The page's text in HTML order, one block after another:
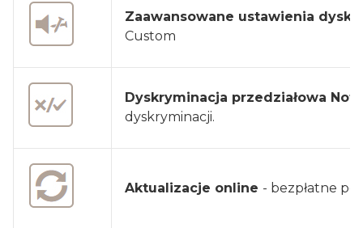
Zaawansowane ustawienia
Custom
Dyskryminacja przedziałowa
dyskryminacji.
Aktualizacje online - bezpłatne